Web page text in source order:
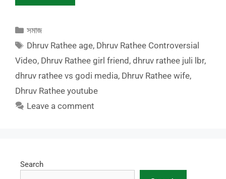
Categories
সমাজ
Tags
Dhruv Rathee age, Dhruv Rathee Controversial
Video, Dhruv Rathee girl friend , dhruv rathee juli lbr,
dhruv rathee vs godi media, Dhruv Rathee wife,
Dhruv Rathee youtube
Leave a comment
Search